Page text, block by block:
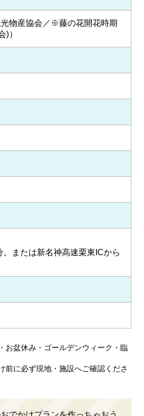
物産協会／※藤の花開花時期
)）
または新名神高速栗東ICから
お盆休み・ゴールデンウィーク・臨
に必ず現地・施設へご確認くださ